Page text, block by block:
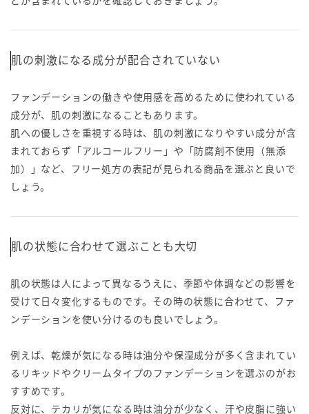
肌の刺激になる成分が配合されていない
ファンデーションの働きや使用感を高めるために使われている
成分が、肌の刺激になることもあります。
肌への優しさを重視する時は、肌の刺激になりやすい成分が含
まれておらず「アルコールフリー」や「防腐剤不使用（無添
加）」など、フリー処方の表記が見られる商品を選ぶと良いで
しょう。
肌の状態に合わせて選ぶことも大切
肌の状態は人によって異なるうえに、季節や体調などの影響を
受けて日々変化するものです。その時の状態に合わせて、ファ
ンデーションを使い分けるのも良いでしょう。
例えば、乾燥が気になる時は油分や保湿成分が多く含まれてい
るリキッドやクリームタイプのファンデーションを選ぶのがお
すすめです。
反対に、テカリが気になる時は油分が少なく、汗や皮脂に強い